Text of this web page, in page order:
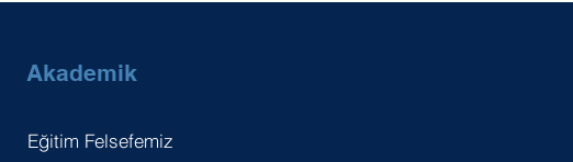
Akademik
Eğitim Felsefemiz